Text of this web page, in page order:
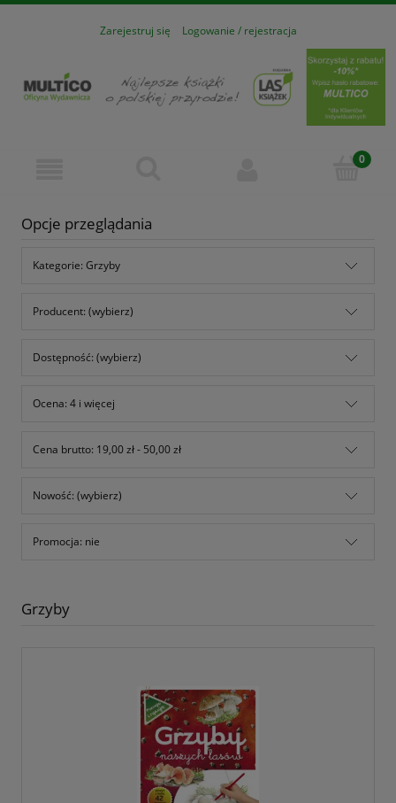
Zarejestruj się Logowanie / rejestracja
Opcje przeglądania
Kategorie: Grzyby
Producent: (wybierz)
Dostępność: (wybierz)
Ocena: 4 i więcej
Cena brutto: 19,00 zł - 50,00 zł
Nowość: (wybierz)
Promocja: nie
Grzyby